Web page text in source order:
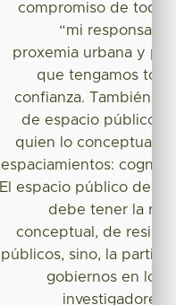
compromiso de
“mi
proxemia urbana y
que tengamos
confianza. También,
de espacio público
quien lo
espaciamientos:
El espacio público de la
debe tener la
conceptual, de
públicos, sino, la
gobiernos en los
investigadores